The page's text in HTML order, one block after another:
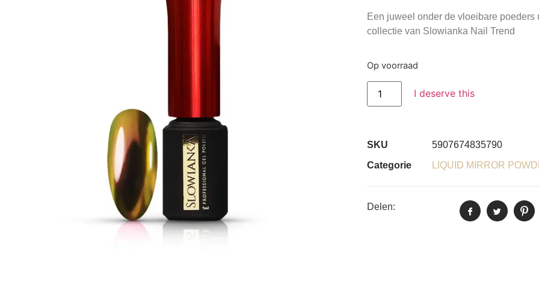
Een juweel onder de vloeibare
collectie van Slowianka Nail Trend
Op voorraad
I deserve this
SKU
5907674835790
Categorie
LIQUID MIRROR
Delen: